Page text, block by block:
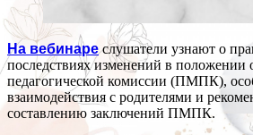
На вебинареслушатели узнают о
последствиях изменений в положении
педагогической комиссии (ПМПК),
взаимодействия с родителями и
составлению заключений ПМПК.